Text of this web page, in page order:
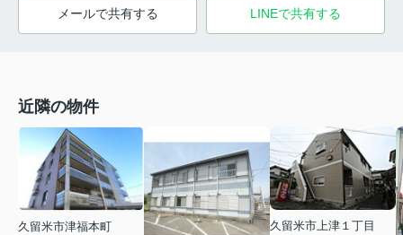
メールで共有する LINEで共有する
近隣の物件
久留米市津福本町
久留米市上津１丁目